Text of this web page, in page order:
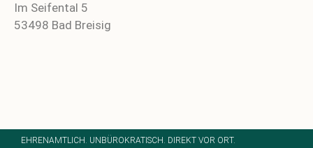
Im Seifental 5
53498 Bad Breisig
EHRENAMTLICH. UNBÜROKRATISCH. DIREKT VOR ORT.